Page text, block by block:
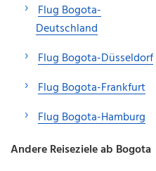
Flug Bogota-
Deutschland
Flug Bogota-Düsseldorf
Flug Bogota-Frankfurt
Flug Bogota-Hamburg
Andere Reiseziele ab Bogota